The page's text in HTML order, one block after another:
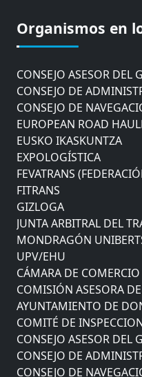
Organismos en
COMISIÓN ASESORA
AYUNTAMIENTO DE
CONSEJO ASESOR DEL
CONSEJO DE
CONSEJO DE
EUROPEAN ROAD
EUSKO IKASKUNTZA
EXPOLOGÍSTICA
FEVATRANS
FITRANS
GIZLOGA
JUNTA ARBITRAL DEL
MONDRAGÓN
UPV/EHU
CÁMARA DE
COMISIÓN ASESORA
AYUNTAMIENTO DE
COMITÉ DE
CONSEJO ASESOR DEL
CONSEJO DE
CONSEJO DE